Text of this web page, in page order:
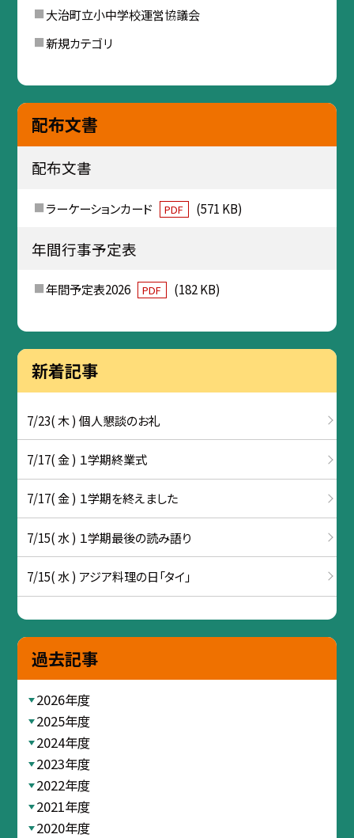
大治町立小中学校運営協議会
新規カテゴリ
配布文書
配布文書
ラーケーションカード PDF (571 KB)
年間行事予定表
年間予定表2026 PDF (182 KB)
新着記事
7/23( 木 ) 個人懇談のお礼
7/17( 金 ) １学期終業式
7/17( 金 ) １学期を終えました
7/15( 水 ) １学期最後の読み語り
7/15( 水 ) アジア料理の日「タイ」
過去記事
2026年度
2025年度
2024年度
2023年度
2022年度
2021年度
2020年度